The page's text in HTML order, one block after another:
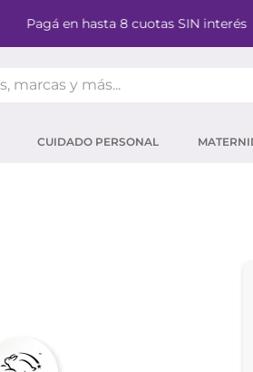
Pagá en hasta 8 cuotas SIN interés
CUIDADO PERSONAL